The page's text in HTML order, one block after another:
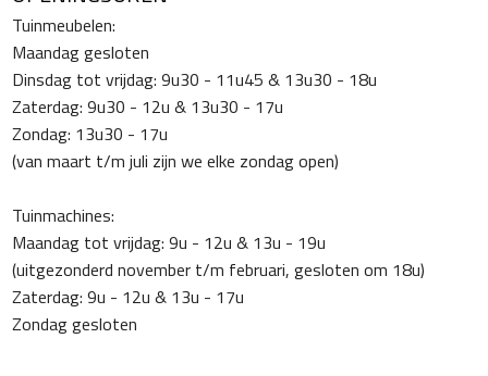
Tuinmeubelen:
Maandag gesloten
Dinsdag tot vrijdag: 9u30 - 11u45 & 13u30 - 18u
Zaterdag: 9u30 - 12u & 13u30 - 17u
Zondag: 13u30 - 17u
(van maart t/m juli zijn we elke zondag open)
Tuinmachines:
Maandag tot vrijdag: 9u - 12u & 13u - 19u
(uitgezonderd november t/m februari, gesloten om 18u)
Zaterdag: 9u - 12u & 13u - 17u
Zondag gesloten